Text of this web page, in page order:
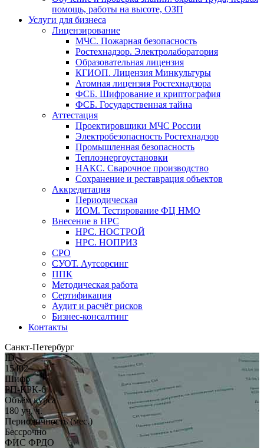
помощь, работы на высоте, ОЗП
Услуги для бизнеса
Лицензирование
МЧС. Пожарная безопасность
Ростехнадзор. Электролаборатория
Образовательная лицензия
КГИОП. Лицензия Минкультуры
Атомная лицензия Ростехнадзора
ФСБ. Шифрование и криптография
ФСБ. Государственная тайна
Аттестация
Проектировщики МЧС России
Электробезопасность Ростехнадзор
Промышленная безопасность
Теплоэнергоустановки
НАКС. Сварочное производство
Сохранение и реставрация объектов
Аккредитация
Периодическая
ИОМ. Тестирование ФЦ НМО
Внесение в НРС
НРС. НОСТРОЙ
НРС. НОПРИЗ
СРО
СУОТ. Аутсорсинг
ППК
Методическая работа
Сертификация
Аудит и расчёт рисков
Бизнес-консалтинг
Контакты
Санкт-Петербург
ID
15402
Шифр
РП-КРК-6
Объём курса
180 уч. ч.
Периодичность (мес.)
Бессрочно
ФИС ФРДО